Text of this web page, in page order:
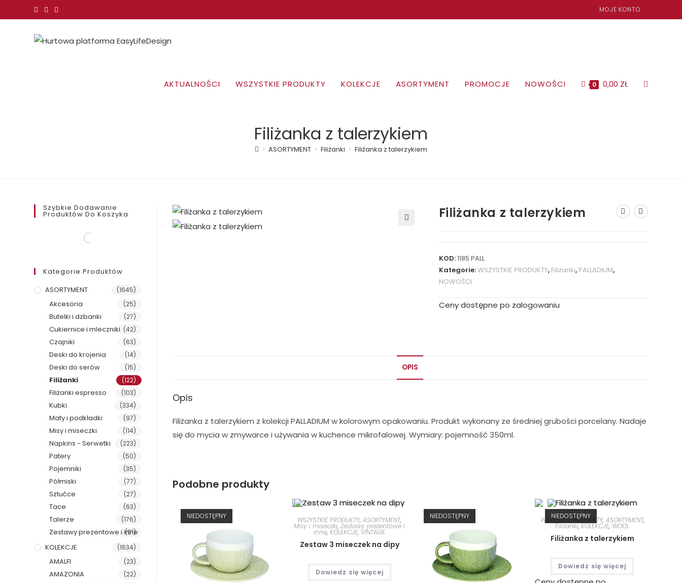
treści
MOJE KONTO
AKTUALNOŚCI WSZYSTKIE PRODUKTY KOLEKCJE ASORTYMENT PROMOCJE NOWOŚCI 0 0,00 ZŁ TOGGLE
Filiżanka z talerzykiem
> ASORTYMENT > Filiżanki > Filiżanka z talerzykiem
Filiżanka z talerzykiem
KOD:1185 PALL
Kategorie:WSZYSTKIE PRODUKTY, Filiżanki, PALLADIUM,
NOWOŚCI
Ceny dostępne po zalogowaniu
OPIS
Opis
Filiżanka z talerzykiem z kolekcji PALLADIUM w kolorowym opakowaniu. Produkt wykonany ze średniej grubości porcelany. Nadaje
się do mycia w zmywarce i używania w kuchence mikrofalowej. Wymiary: pojemność 350ml.
Podobne produkty
NIEDOSTĘPNY
WSZYSTKIE PRODUKTY,ASORTYMENT,
Misy i miseczki,Zestawy prezentowe i
inne,KOLEKCJE, VINTAGE
Zestaw 3 miseczek na dipy
Dowiedz się więcej
NIEDOSTĘPNY NIEDOSTĘPNY
WSZYSTKIE PRODUKTY, ASORTYMENT,
Filiżanki,KOLEKCJE, WOOL
Filiżanka z talerzykiem
Dowiedz się więcej
Szybkie Dodawanie
Produktów Do Koszyka
Kategorie Produktów
ASORTYMENT
(1645)
Akcesoria (25)
Butelki i dzbanki (27)
Cukiernice i mleczniki (42)
Czajniki (63)
Deski do krojenia (14)
Deski do serów (15)
Filiżanki (122)
Filiżanki espresso (103)
Kubki (334)
Maty i podkładki (97)
Misy i miseczki (114)
Napkins - Serwetki (223)
Patery (50)
Pojemniki (35)
Półmiski (77)
Sztućce (27)
Tace (63)
Talerze (176)
Zestawy prezentowe i inne
(51)
KOLEKCJE (1634)
AMALFI (23)
AMAZONIA (22)